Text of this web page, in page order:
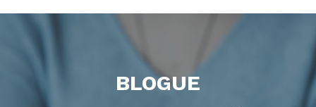
BLOGUE